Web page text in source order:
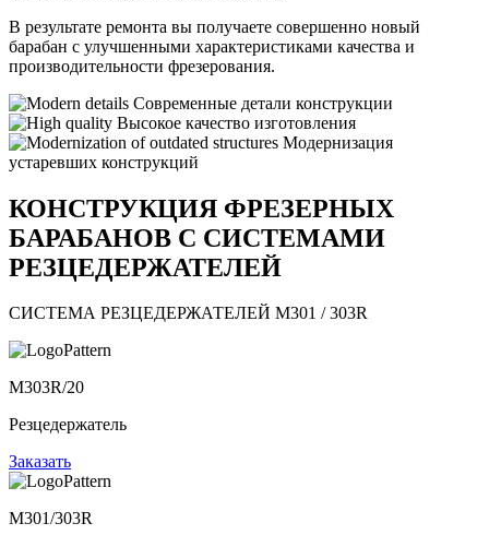
В результате ремонта вы получаете совершенно новый
барабан с улучшенными характеристиками качества и
производительности фрезерования.
Современные детали конструкции
Высокое качество изготовления
Модернизация
устаревших конструкций
КОНСТРУКЦИЯ ФРЕЗЕРНЫХ
БАРАБАНОВ С СИСТЕМАМИ
РЕЗЦЕДЕРЖАТЕЛЕЙ
СИСТЕМА РЕЗЦЕДЕРЖАТЕЛЕЙ M301 / 303R
M303R/20
Резцедержатель
Заказать
М301/303R